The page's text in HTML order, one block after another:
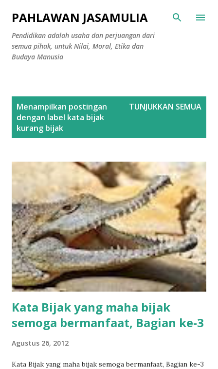
Langsung ke konten utama
PAHLAWAN JASAMULIA
Pendidikan adalah usaha dan perjuangan dari
semua pihak, untuk Nilai, Moral, Etika dan
Budaya Manusia
Menampilkan postingan
dengan label kata bijak
kurang bijak
TUNJUKKAN SEMUA
Kata Bijak yang maha bijak
semoga bermanfaat, Bagian ke-3
Agustus 26, 2012
Kata Bijak yang maha bijak semoga bermanfaat, Bagian ke-3